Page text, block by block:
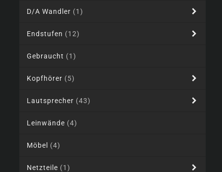
D/A Wandler (1)
Endstufen (12)
Gebraucht (1)
Kopfhörer (5)
Lautsprecher (43)
Leinwände (4)
Möbel (4)
Netzteile (1)